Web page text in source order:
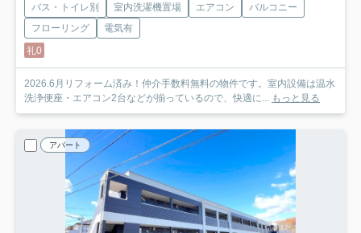
バス・トイレ別 室内洗濯機置場 エアコン
バルコニー
フローリング
電気有
礼0
2026.6月リフォーム済み！仲介手数料無料の物件です。室内設備は温水
洗浄便座・エアコン2台などが揃っているので、快適に... もっと見る
アパート